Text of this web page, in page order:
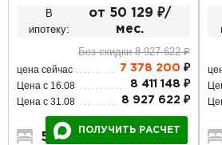
В
ипотеку:
от 50 129 ₽/
мес.
Без скидки 8 927 622 ₽
цена сейчас 7 378 200 ₽
Цена с 16.08 8 411 148 ₽
Цена с 31.08 8 927 622 ₽
5
ПОЛУЧИТЬ РАСЧЕТ